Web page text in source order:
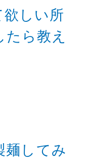
しい所
ら教え
麺してみ